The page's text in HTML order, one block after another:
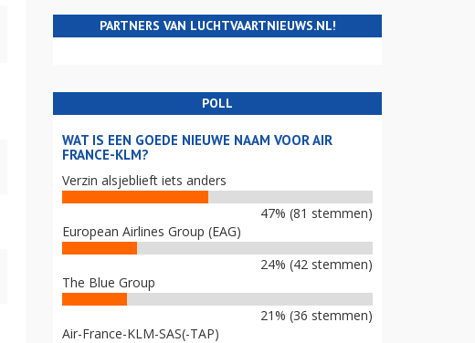
PARTNERS VAN LUCHTVAARTNIEUWS.NL!
POLL
WAT IS EEN GOEDE NIEUWE NAAM VOOR AIR
FRANCE-KLM?
Verzin alsjeblieft iets anders
47% (81 stemmen)
European Airlines Group (EAG)
24% (42 stemmen)
The Blue Group
21% (36 stemmen)
Air-France-KLM-SAS(-TAP)